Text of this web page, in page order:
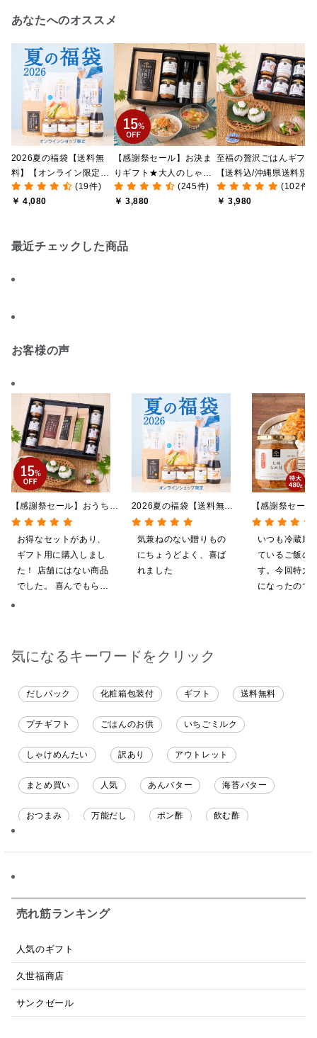
あなたへのオススメ
2026夏の福袋【送料無
料】【オンライン限定】
【ポイントキャンペーン
実施中】【のし・ラッピ
(19件)
￥ 4,080
【感謝祭セール】お決ま
りギフト★大人のしゃけ
しゃけめんたい入り【送
料込/沖縄県送料別途】
(245件)
￥ 3,880
至福の贅沢ごはんギフト
【送料込/沖縄県送料別
途】【化粧箱包装付/オン
ライン限定】
(102件)
￥ 3,980
最近チェックした商品
お客様の声
【感謝祭セー
茸 480g（特
屋礒五郎の七
り）
いつも冷蔵庫
ているご飯の
す。今回特大
になったので
【感謝祭セール】おうちで
贅沢ごはんギフト【送料無
料/沖縄県送料別途】【化
粧箱包装付/オンライン限
定】
お得なセットがあり、
ギフト用に購入しまし
た！ 店舗にはない商品
でした。 喜んでもらえ
2026夏の福袋【送料無
料】【オンライン限定】
【ポイントキャンペーン実
施中】【のし・ラッピン
グ・化粧箱詰め不可】
気兼ねのない贈りもの
にちょうどよく、喜ば
れました
気になるキーワードをクリック
だしパック 化粧箱包装付 ギフト 送料無料
プチギフト ごはんのお供 いちごミルク
しゃけめんたい 訳あり アウトレット
まとめ買い 人気 あんバター 海苔バター
おつまみ 万能だし ポン酢 飲む酢
パスタソース 醤油
日本ワイン
売れ筋ランキング
人気のギフト
久世福商店
サンクゼール